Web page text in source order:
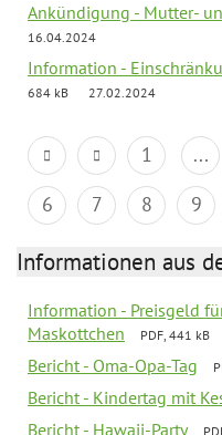
Ankündigung - Mutter-
16.04.2024
Information -
684 kB
27.02.2024
1 ...
6
7 8 9
Informationen aus
Information - Preisgeld
Maskottchen
PDF, 441 kB
Bericht - Oma-Opa-Tag
Bericht - Kindertag mit
Bericht - Hawaii-Party